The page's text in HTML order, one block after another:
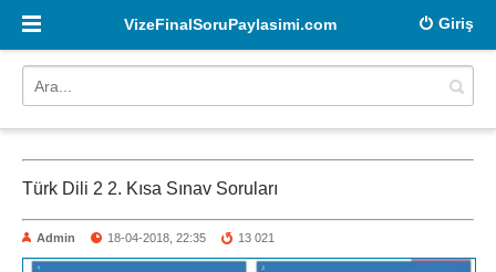
Giriş
VizeFinalSoruPaylasimi.com
Türk Dili 2 2. Kısa Sınav Soruları
Admin 18-04-2018, 22:35 13 021